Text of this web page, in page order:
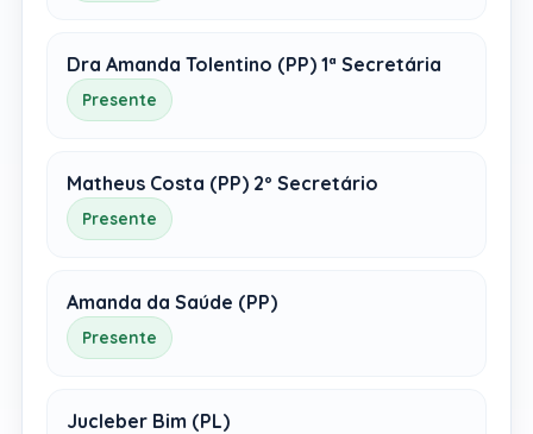
Dra Amanda Tolentino (PP) 1ª Secretária
Presente
Matheus Costa (PP) 2º Secretário
Presente
Amanda da Saúde (PP)
Presente
Jucleber Bim (PL)